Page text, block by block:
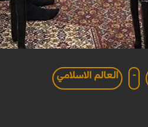
- العالم الاسلامي